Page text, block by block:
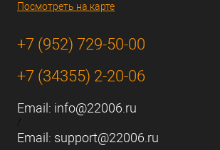
Посмотреть на карте
+7 (952) 729-50-00
+7 (34355) 2-20-06
Email: info@22006.ru
/
Email: support@22006.ru